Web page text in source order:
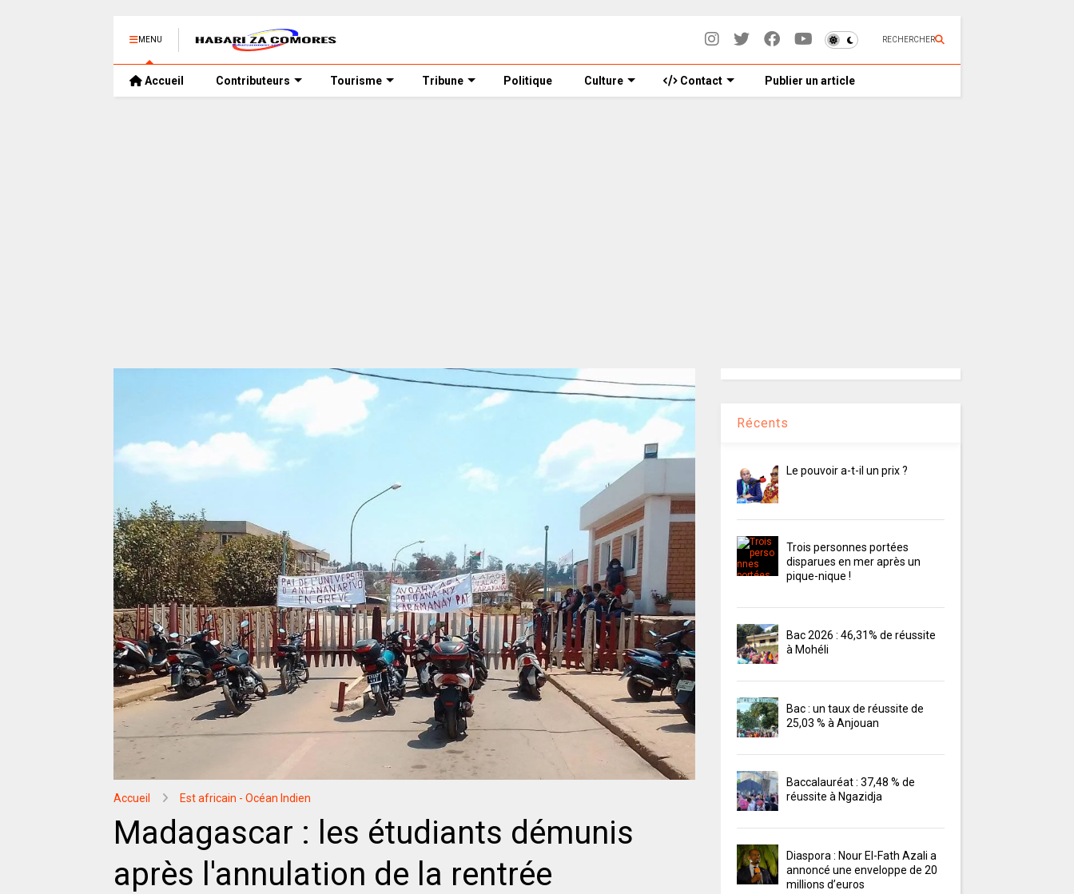
MENU RECHERCHER
Accueil Contributeurs Tourisme Tribune Politique Culture Contact Publier un article
Accueil Est africain - Océan Indien
Madagascar : les étudiants démunis
après l'annulation de la rentrée
Récents
Le pouvoir a-t-il un prix ?
Trois personnes portées
disparues en mer après un
pique-nique !
Bac 2026 : 46,31% de réussite
à Mohéli
Bac : un taux de réussite de
25,03 % à Anjouan
Baccalauréat : 37,48 % de
réussite à Ngazidja
Diaspora : Nour El-Fath Azali a
annoncé une enveloppe de 20
millions d’euros